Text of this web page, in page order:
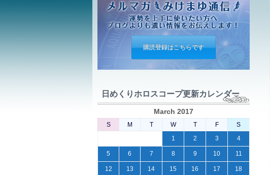
購読登録はこちらです
日めくりホロスコープ更新カレンダー
March 2017
S M T W T F
S
1
2 3 4
5 6 7 8 9 10 11
12 13 14 15 16 17 18